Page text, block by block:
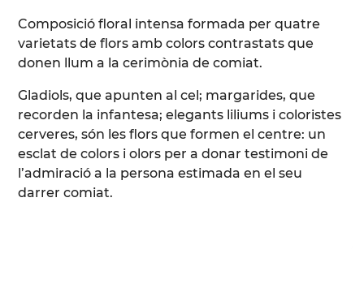
Composició floral intensa formada per quatre
varietats de flors amb colors contrastats que
donen llum a la cerimònia de comiat.
Gladiols, que apunten al cel; margarides, que
recorden la infantesa; elegants liliums i coloristes
cerveres, són les flors que formen el centre: un
esclat de colors i olors per a donar testimoni de
l’admiració a la persona estimada en el seu
darrer comiat.